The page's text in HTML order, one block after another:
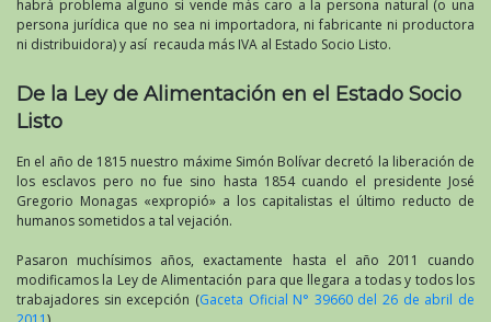
habrá problema alguno si vende más caro a la persona natural (o una
persona jurídica que no sea ni importadora, ni fabricante ni productora
ni distribuidora) y así recauda más IVA al Estado Socio Listo.
De la Ley de Alimentación en el Estado Socio
Listo
En el año de 1815 nuestro máxime Simón Bolívar decretó la liberación de
los esclavos pero no fue sino hasta 1854 cuando el presidente José
Gregorio Monagas «expropió» a los capitalistas el último reducto de
humanos sometidos a tal vejación.
Pasaron muchísimos años, exactamente hasta el año 2011 cuando
modificamos la Ley de Alimentación para que llegara a todas y todos los
trabajadores sin excepción (Gaceta Oficial N° 39660 del 26 de abril de